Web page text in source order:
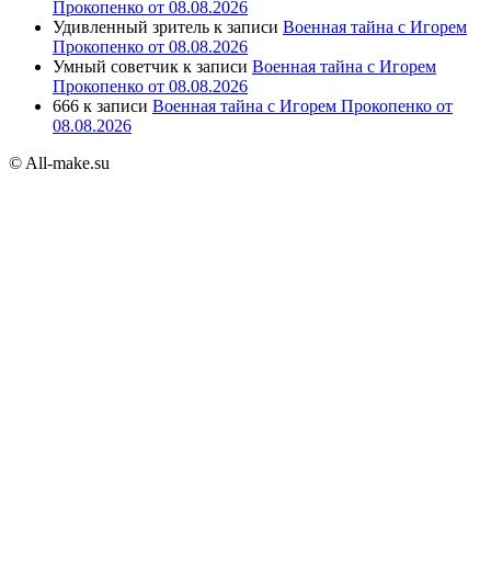
Прокопенко от 08.08.2026
Удивленный зритель к записи Военная тайна с Игорем
Прокопенко от 08.08.2026
Умный советчик к записи Военная тайна с Игорем
Прокопенко от 08.08.2026
666 к записи Военная тайна с Игорем Прокопенко от
08.08.2026
© All-make.su